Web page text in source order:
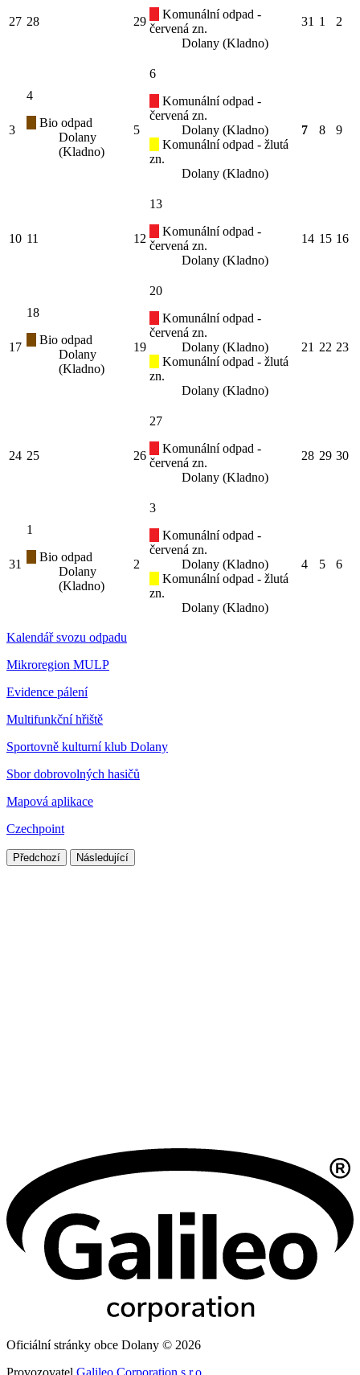
27 28 29
Komunální odpad -
červená zn.
Dolany (Kladno)
31 1 2
3
4
Bio odpad
Dolany
(Kladno)
5
6
Komunální odpad -
červená zn.
Dolany (Kladno)
Komunální odpad - žlutá
zn.
Dolany (Kladno)
7 8 9
10 11 12
13
Komunální odpad -
červená zn.
Dolany (Kladno)
14 15 16
17
18
Bio odpad
Dolany
(Kladno)
19
20
Komunální odpad -
červená zn.
Dolany (Kladno)
Komunální odpad - žlutá
zn.
Dolany (Kladno)
21 22 23
24 25 26
27
Komunální odpad -
červená zn.
Dolany (Kladno)
28 29 30
31
1
Bio odpad
Dolany
(Kladno)
2
3
Komunální odpad -
červená zn.
Dolany (Kladno)
Komunální odpad - žlutá
zn.
Dolany (Kladno)
4 5 6
Kalendář svozu odpadu
Mikroregion MULP
Evidence pálení
Multifunkční hřiště
Sportovně kulturní klub Dolany
Sbor dobrovolných hasičů
Mapová aplikace
Czechpoint
Předchozí Následující
Oficiální stránky obce Dolany © 2026
Provozovatel Galileo Corporation s.r.o.